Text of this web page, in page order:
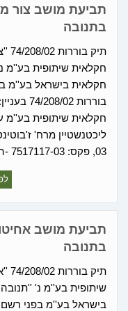
תביעת מושב צור
בתנובה
חקלאית שיתופית בע''מ
חקלאית בישראל בע''מ
בוררות
חקלאית שיתופית בע''מ
03, פקס: 7517117-03 -המבקשת- (לה...
תביעת מושב
בתנובה
שיתופית בע''מ נ'
בישראל בע''מ בפני רשם